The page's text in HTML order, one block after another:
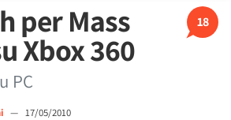
18
per Mass
Xbox 360
PC
— 17/05/2010